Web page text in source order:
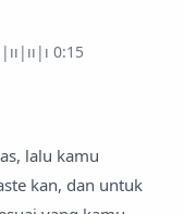
0:15
lalu kamu
kan, dan untuk